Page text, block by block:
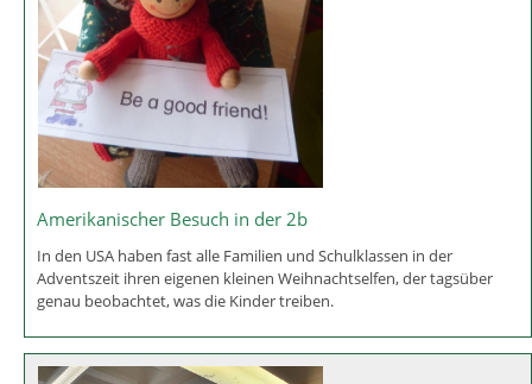
Amerikanischer Besuch in der 2b
In den USA haben fast alle Familien und Schulklassen in der
Adventszeit ihren eigenen kleinen Weihnachtselfen, der tagsüber
genau beobachtet, was die Kinder treiben.